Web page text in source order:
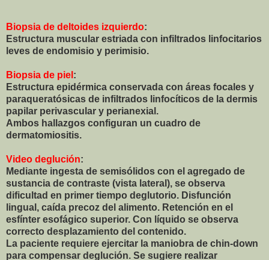
Biopsia de deltoides izquierdo:
Estructura muscular estriada con infiltrados linfocitarios
leves de endomisio y perimisio.
Biopsia de piel :
Estructura epidérmica conservada con áreas focales y
paraqueratósicas de infiltrados linfocíticos de la dermis
papilar perivascular y perianexial.
Ambos hallazgos configuran un cuadro de
dermatomiositis.
Video deglución:
Mediante ingesta de semisólidos con el agregado de
sustancia de contraste (vista lateral), se observa
dificultad en primer tiempo deglutorio. Disfunción
lingual, caída precoz del alimento. Retención en el
esfínter esofágico superior. Con líquido se observa
correcto desplazamiento del contenido.
La paciente requiere ejercitar la maniobra de chin-down
para compensar deglución. Se sugiere realizar